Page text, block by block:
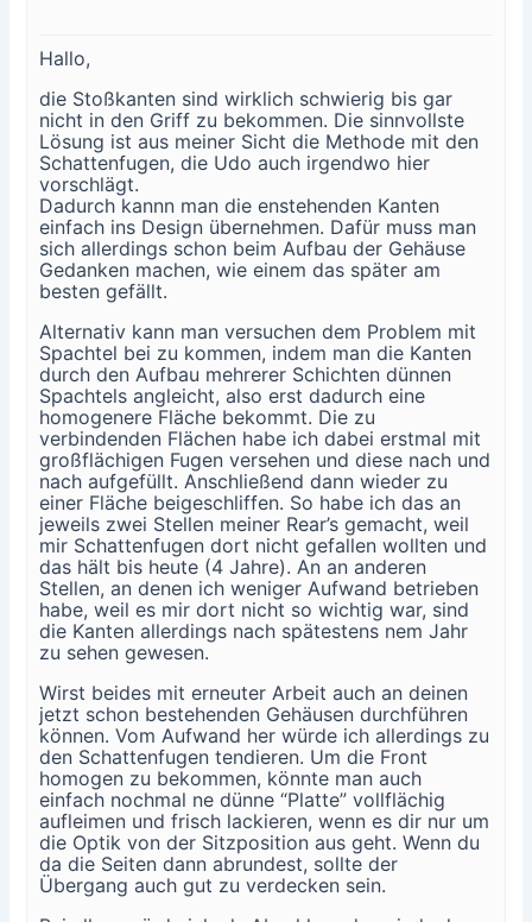
Hallo,
die Stoßkanten sind wirklich schwierig bis gar
nicht in den Griff zu bekommen. Die sinnvollste
Lösung ist aus meiner Sicht die Methode mit den
Schattenfugen, die Udo auch irgendwo hier
vorschlägt.
Dadurch kannn man die enstehenden Kanten
einfach ins Design übernehmen. Dafür muss man
sich allerdings schon beim Aufbau der Gehäuse
Gedanken machen, wie einem das später am
besten gefällt.
Alternativ kann man versuchen dem Problem mit
Spachtel bei zu kommen, indem man die Kanten
durch den Aufbau mehrerer Schichten dünnen
Spachtels angleicht, also erst dadurch eine
homogenere Fläche bekommt. Die zu
verbindenden Flächen habe ich dabei erstmal mit
großflächigen Fugen versehen und diese nach und
nach aufgefüllt. Anschließend dann wieder zu
einer Fläche beigeschliffen. So habe ich das an
jeweils zwei Stellen meiner Rear’s gemacht, weil
mir Schattenfugen dort nicht gefallen wollten und
das hält bis heute (4 Jahre). An an anderen
Stellen, an denen ich weniger Aufwand betrieben
habe, weil es mir dort nicht so wichtig war, sind
die Kanten allerdings nach spätestens nem Jahr
zu sehen gewesen.
Wirst beides mit erneuter Arbeit auch an deinen
jetzt schon bestehenden Gehäusen durchführen
können. Vom Aufwand her würde ich allerdings zu
den Schattenfugen tendieren. Um die Front
homogen zu bekommen, könnte man auch
einfach nochmal ne dünne “Platte” vollflächig
aufleimen und frisch lackieren, wenn es dir nur um
die Optik von der Sitzposition aus geht. Wenn du
da die Seiten dann abrundest, sollte der
Übergang auch gut zu verdecken sein.